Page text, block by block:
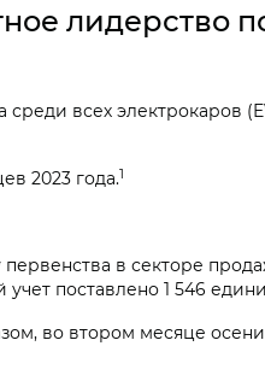
лидерство
всех электрокаров
2023 года.1
в секторе
поставлено 1 546
во втором месяце